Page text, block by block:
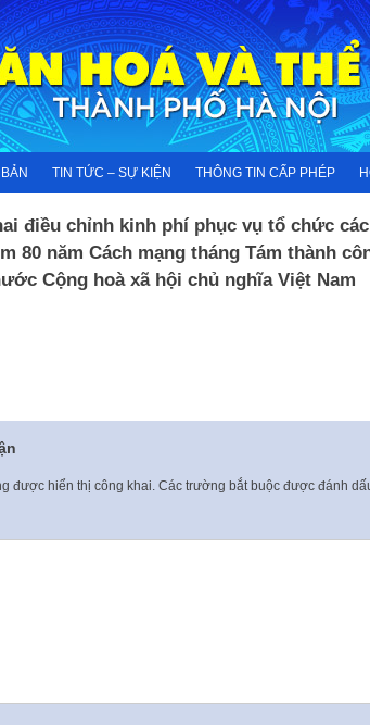
TIN TỨC – SỰ KIỆN THÔNG TIN CẤP PHÉP
điều chỉnh kinh phí phục vụ tổ chức các
80 năm Cách mạng tháng Tám thành
Cộng hoà xã hội chủ nghĩa Việt Nam
được hiển thị công khai. Các trường bắt buộc được đánh